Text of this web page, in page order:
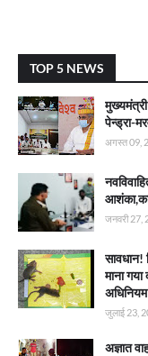
TOP 5 NEWS
पेन्ड्रा-
अगस्त 09,
जनवरी 27,
माना
जुलाई 23,
अज्ञात